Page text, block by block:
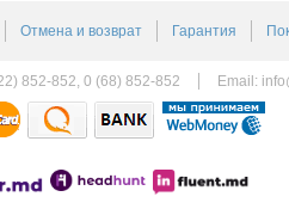
Отмена и возврат Гарантия
852-852, 0 (68) 852-852 Email: